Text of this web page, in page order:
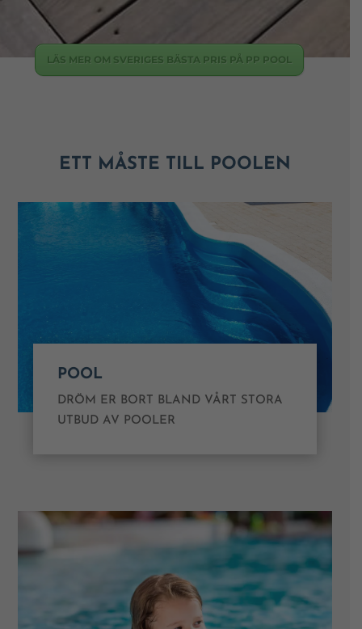
LÄS MER OM SVERIGES BÄSTA PRIS PÅ PP POOL
ETT MÅSTE TILL POOLEN
POOL
DRÖM ER BORT BLAND VÅRT STORA
UTBUD AV POOLER